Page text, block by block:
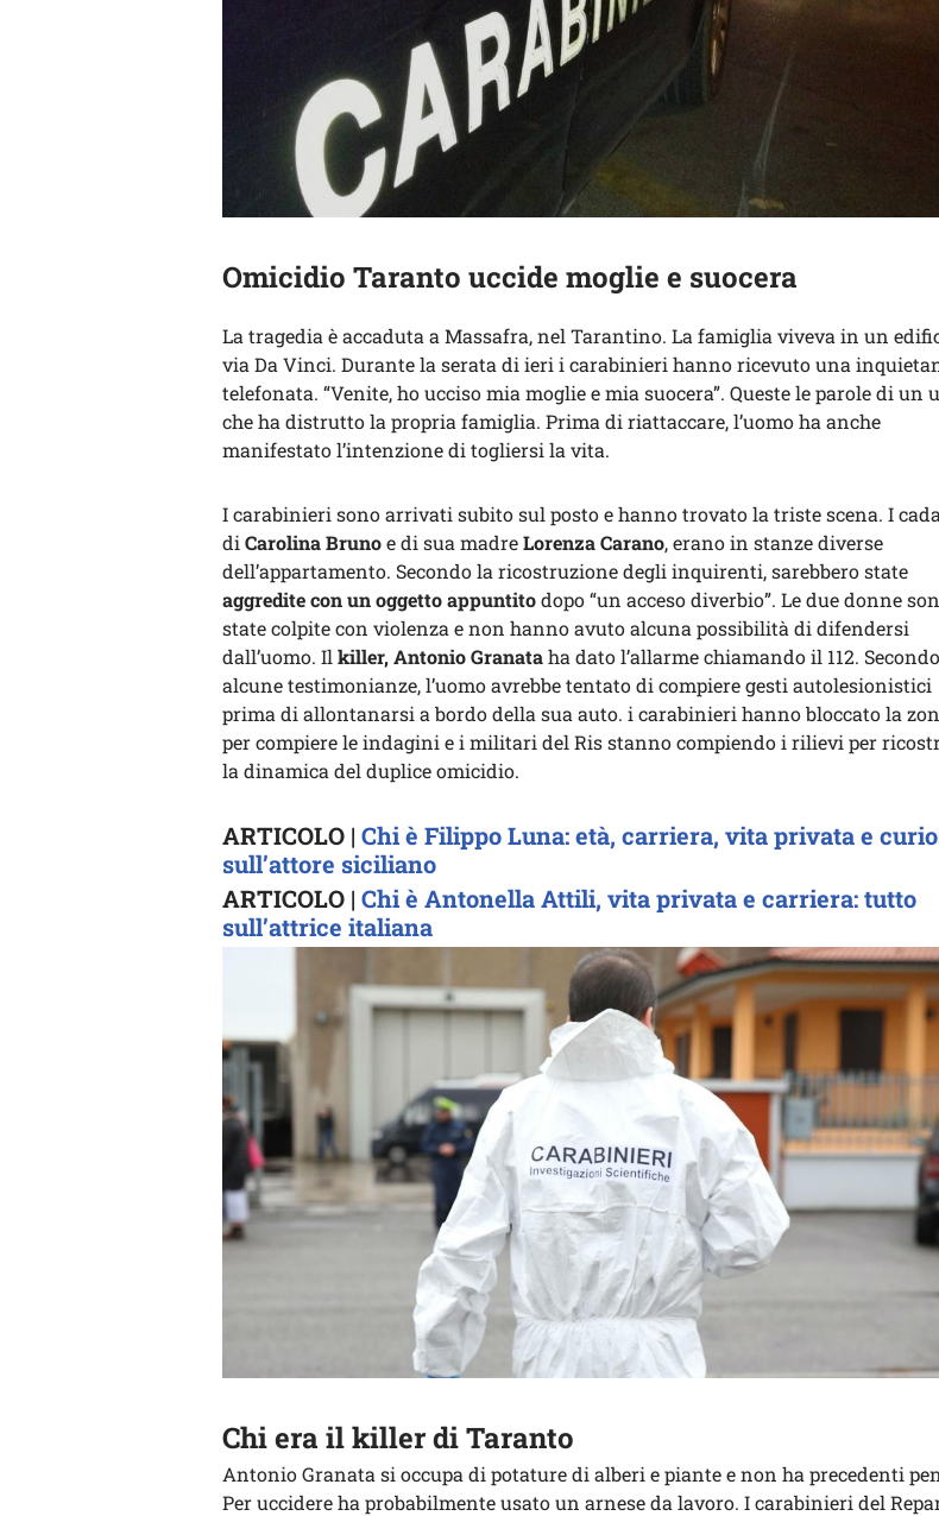
Omicidio Taranto uccide moglie e suocera
La tragedia è accaduta a Massafra, nel Tarantino. La famiglia viveva in un
via Da Vinci. Durante la serata di ieri i carabinieri hanno ricevuto una
telefonata. “Venite, ho ucciso mia moglie e mia suocera”. Queste le parole di un
che ha distrutto la propria famiglia. Prima di riattaccare, l’uomo ha anche
manifestato l’intenzione di togliersi la vita.
I carabinieri sono arrivati subito sul posto e hanno trovato la triste scena. I
di Carolina Brunoe di sua madreLorenza Carano, erano in stanze diverse
dell’appartamento. Secondo la ricostruzione degli inquirenti, sarebbero state
aggredite con un oggetto appuntitodopo “un acceso diverbio”. Le due donne
state colpite con violenza e non hanno avuto alcuna possibilità di difendersi
dall’uomo. Il killer, Antonio Granataha dato l’allarme chiamando il 112. Secondo
alcune testimonianze, l’uomo avrebbe tentato di compiere gesti autolesionistici
prima di allontanarsi a bordo della sua auto. i carabinieri hanno bloccato la
per compiere le indagini e i militari del Ris stanno compiendo i rilievi per
la dinamica del duplice omicidio.
ARTICOLO | Chi è Filippo Luna: età, carriera, vita privata e
sull’attore siciliano
ARTICOLO | Chi è Antonella Attili, vita privata e carriera: tutto
sull’attrice italiana
Chi era il killer di Taranto
Antonio Granata si occupa di potature di alberi e piante e non ha precedenti
Per uccidere ha probabilmente usato un arnese da lavoro. I carabinieri del